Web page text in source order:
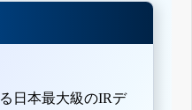
日本最大級のIRデ